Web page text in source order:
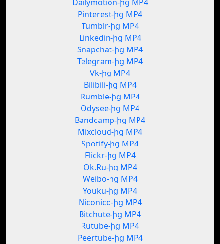
Dailymotion-ից MP4
Pinterest-ից MP4
Tumblr-ից MP4
Linkedin-ից MP4
Snapchat-ից MP4
Telegram-ից MP4
Vk-ից MP4
Bilibili-ից MP4
Rumble-ից MP4
Odysee-ից MP4
Bandcamp-ից MP4
Mixcloud-ից MP4
Spotify-ից MP4
Flickr-ից MP4
Ok.Ru-ից MP4
Weibo-ից MP4
Youku-ից MP4
Niconico-ից MP4
Bitchute-ից MP4
Rutube-ից MP4
Peertube-ից MP4